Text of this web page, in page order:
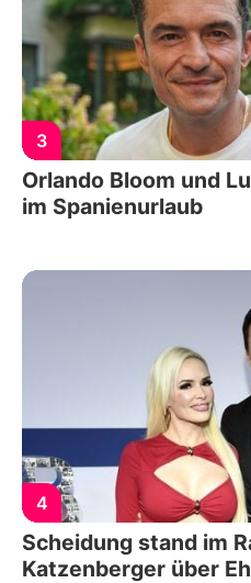
3
Orlando Bloom und
im Spanienurlaub
4
Scheidung stand im
Katzenberger über